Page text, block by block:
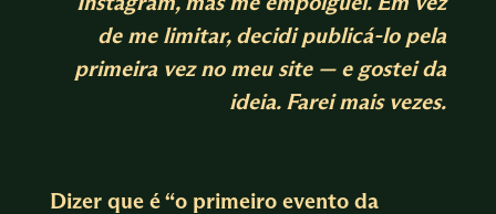
de me limitar, decidi publicá-lo pela
primeira vez no meu site — e gostei da
ideia. Farei mais vezes.
Dizer que é “o primeiro evento da